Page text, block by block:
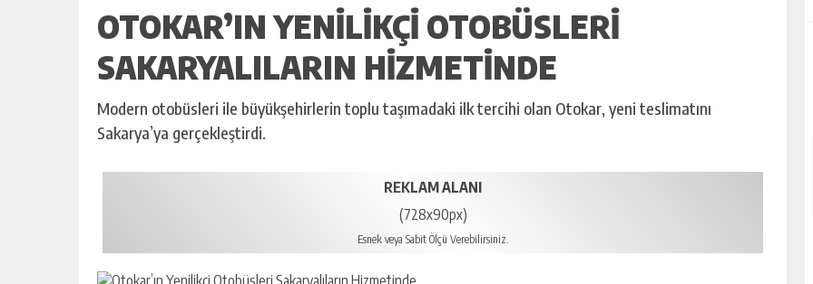
OTOKAR’IN YENILIKÇI OTOBÜSLERI
SAKARYALILARIN HIZMETINDE
Modern otobüsleri ile büyükşehirlerin toplu taşımadaki ilk tercihi olan Otokar, yeni teslimatını
Sakarya’ya gerçekleştirdi.
REKLAM ALANI
(728x90px)
Esnek veya Sabit Ölçü Verebilirsiniz.